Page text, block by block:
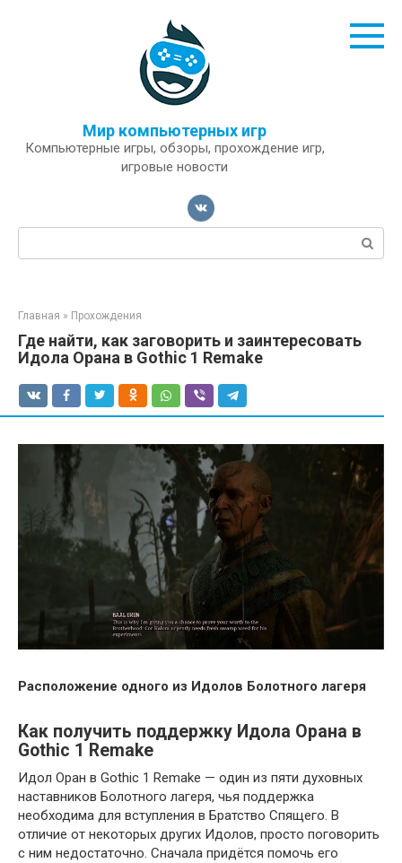
Мир компьютерных игр
Компьютерные игры, обзоры, прохождение игр,
игровые новости
Поиск:
Главная » Прохождения
Где найти, как заговорить и заинтересовать
Идола Орана в Gothic 1 Remake
Расположение одного из Идолов Болотного лагеря
Как получить поддержку Идола Орана в
Gothic 1 Remake
Идол Оран в Gothic 1 Remake — один из пяти духовных
наставников Болотного лагеря, чья поддержка
необходима для вступления в Братство Спящего. В
отличие от некоторых других Идолов, просто поговорить
с ним недостаточно. Сначала придётся помочь его